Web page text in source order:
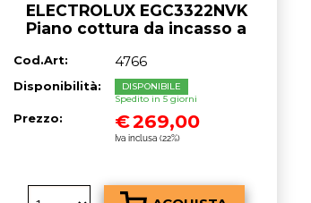
ELECTROLUX EGC3322NVK
Piano cottura da incasso a
cm
Cod.Art: 4766
Disponibilità:
DISPONIBILE
Spedito in 5 giorni
Prezzo: €269,00
Iva inclusa (22%)